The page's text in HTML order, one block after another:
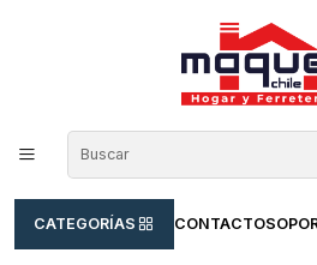
CATEGORÍAS CONTACTO